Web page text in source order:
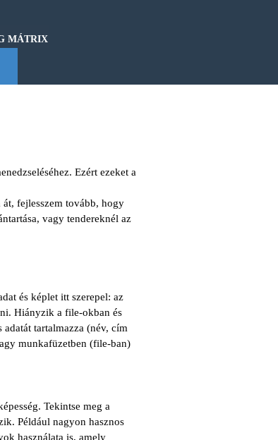
• HOSHIN KANRI • QFD • CASH-FLOW • GANTT
Ezért ezeket a
fejlesszem tovább, hogy
vagy tendereknél az
és képlet itt szerepel: az
Hiányzik a file-okban és
tartalmazza (név, cím
munkafüzetben (file-ban)
Tekintse meg a
Például nagyon hasznos
használata is, amely